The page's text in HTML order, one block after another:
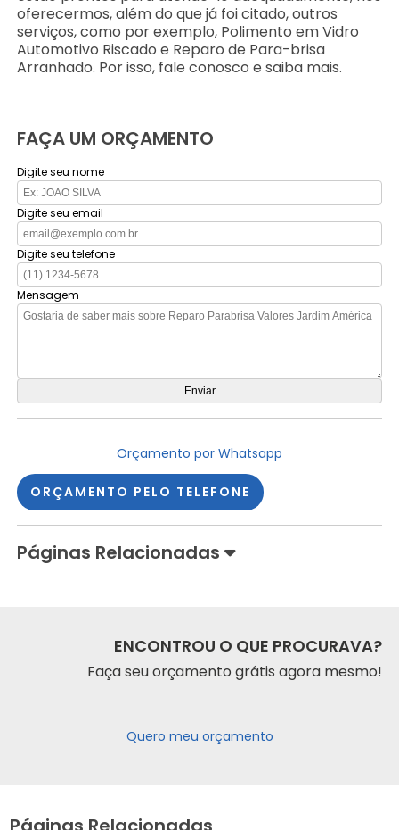
oferecermos, além do que já foi citado, outros
serviços, como por exemplo, Polimento em Vidro
Automotivo Riscado e Reparo de Para-brisa
Arranhado. Por isso, fale conosco e saiba mais.
FAÇA UM ORÇAMENTO
Digite seu nome
Digite seu email
Digite seu telefone
Mensagem
Orçamento por Whatsapp
ORÇAMENTO PELO TELEFONE
Páginas Relacionadas
ENCONTROU O QUE PROCURAVA?
Faça seu orçamento grátis agora mesmo!
Quero meu orçamento